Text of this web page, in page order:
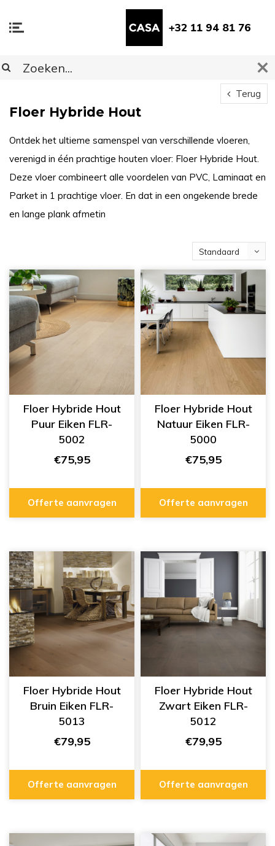
+32 11 94 81 76
Terug
Floer Hybride Hout
Ontdek het ultieme samenspel van verschillende vloeren,
verenigd in één prachtige houten vloer: Floer Hybride Hout.
Deze vloer combineert alle voordelen van PVC, Laminaat en
Parket in 1 prachtige vloer. En dat in een ongekende brede
en lange plank afmetin
Standaard
Floer Hybride Hout
Puur Eiken FLR-
5002
€75,95
Offerte aanvragen
Floer Hybride Hout
Natuur Eiken FLR-
5000
€75,95
Offerte aanvragen
Floer Hybride Hout
Bruin Eiken FLR-
5013
€79,95
Offerte aanvragen
Floer Hybride Hout
Zwart Eiken FLR-
5012
€79,95
Offerte aanvragen